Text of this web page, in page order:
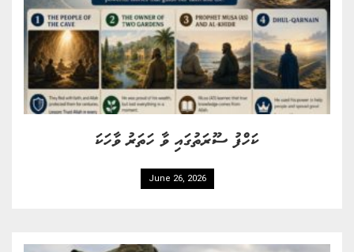
ކަހްފު ސޫރަތުގައި ވާ ހަތަރު ވާހަކަ
June 26, 2026